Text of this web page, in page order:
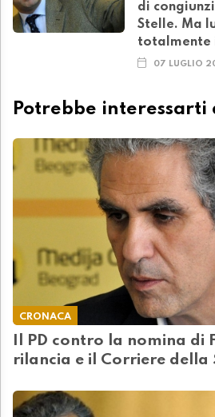
di
Stelle. Ma
totalmente
07 LUGLIO
Potrebbe interessarti
CRONACA
Il PD contro la nomina di
rilancia e il Corriere della